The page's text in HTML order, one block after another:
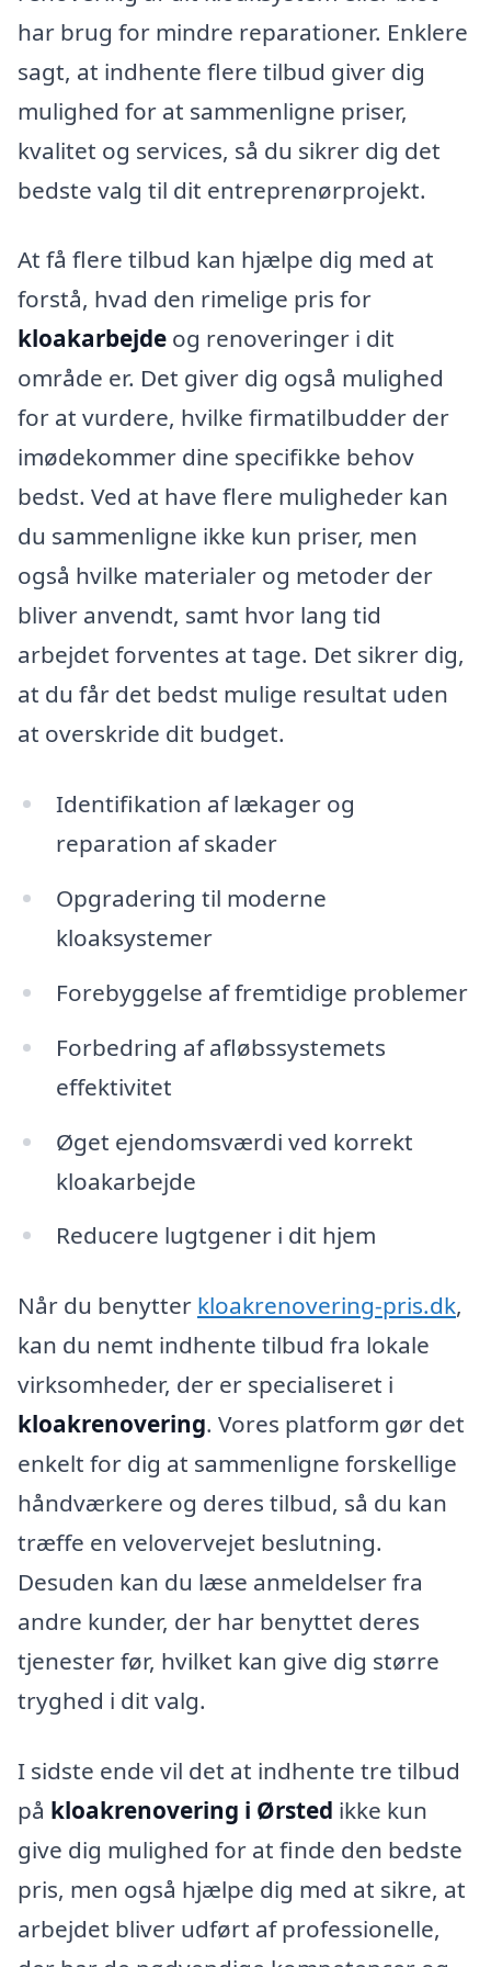
har brug for mindre reparationer. Enklere
sagt, at indhente flere tilbud giver dig
mulighed for at sammenligne priser,
kvalitet og services, så du sikrer dig det
bedste valg til dit entreprenørprojekt.
At få flere tilbud kan hjælpe dig med at
forstå, hvad den rimelige pris for
kloakarbejde og renoveringer i dit
område er. Det giver dig også mulighed
for at vurdere, hvilke firmatilbudder der
imødekommer dine specifikke behov
bedst. Ved at have flere muligheder kan
du sammenligne ikke kun priser, men
også hvilke materialer og metoder der
bliver anvendt, samt hvor lang tid
arbejdet forventes at tage. Det sikrer dig,
at du får det bedst mulige resultat uden
at overskride dit budget.
Identifikation af lækager og
reparation af skader
Opgradering til moderne
kloaksystemer
Forebyggelse af fremtidige problemer
Forbedring af afløbssystemets
effektivitet
Øget ejendomsværdi ved korrekt
kloakarbejde
Reducere lugtgener i dit hjem
Når du benytter kloakrenovering-pris.dk,
kan du nemt indhente tilbud fra lokale
virksomheder, der er specialiseret i
kloakrenovering. Vores platform gør det
enkelt for dig at sammenligne forskellige
håndværkere og deres tilbud, så du kan
træffe en velovervejet beslutning.
Desuden kan du læse anmeldelser fra
andre kunder, der har benyttet deres
tjenester før, hvilket kan give dig større
tryghed i dit valg.
I sidste ende vil det at indhente tre tilbud
på kloakrenovering i Ørsted ikke kun
give dig mulighed for at finde den bedste
pris, men også hjælpe dig med at sikre, at
arbejdet bliver udført af professionelle,